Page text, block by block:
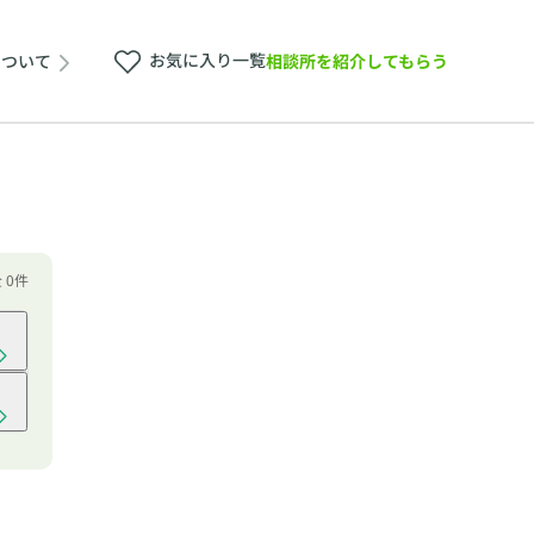
いて お気に入り一覧相談所を紹介してもらう
0件